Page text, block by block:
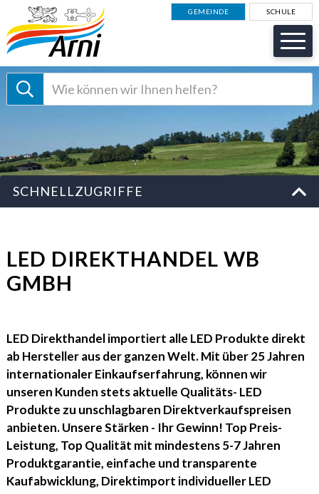
NAVIGIEREN IN GEMEINDE
Schnellnavigation GEMEINDE SCHULE
Suchbegriff
Suche starten
SCHNELLZUGRIFFE
LED DIREKTHANDEL WB
GMBH
LED Direkthandel importiert alle LED Produkte direkt
ab Hersteller aus der ganzen Welt. Mit über 25 Jahren
internationaler Einkaufserfahrung, können wir
unseren Kunden stets aktuelle Qualitäts- LED
Produkte zu unschlagbaren Direktverkaufspreisen
anbieten. Unsere Stärken - Ihr Gewinn! Top Preis-
Leistung, Top Qualität mit mindestens 5-7 Jahren
Produktgarantie, einfache und transparente
Kaufabwicklung, Direktimport individueller LED